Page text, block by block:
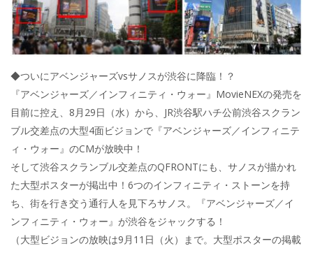
◆ついにアベンジャーズvsサノスが渋谷に降臨！？
『アベンジャーズ／インフィニティ・ウォー』MovieNEXの発売を
目前に控え、8月29日（水）から、JR渋谷駅ハチ公前渋谷スクラン
ブル交差点の大型4面ビジョンで『アベンジャーズ／インフィニテ
ィ・ウォー』のCMが放映中！
そして渋谷スクランブル交差点のQFRONTにも、サノスが描かれ
た大型ポスターが掲出中！6つのインフィニティ・ストーンを持
ち、街を行き交う通行人を見下ろサノス。『アベンジャーズ／イ
ンフィニティ・ウォー』が渋谷をジャックする！
（大型ビジョンの放映は9月11日（火）まで。大型ポスターの掲載